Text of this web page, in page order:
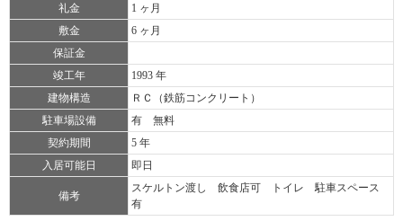
礼金
1 ヶ月
敷金
6 ヶ月
保証金
竣工年
1993 年
建物構造
ＲＣ（鉄筋コンクリート）
駐車場設備
有 無料
契約期間
5 年
入居可能日
即日
備考
スケルトン渡し 飲食店可 トイレ 駐車スペース
有